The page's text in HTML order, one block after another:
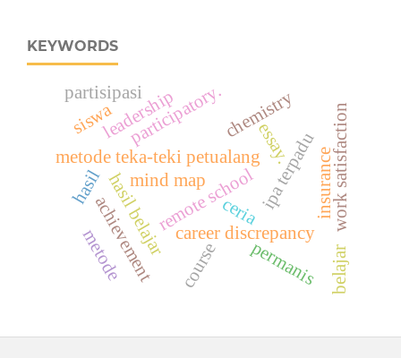
KEYWORDS
remote school
career discrepancy
metode teka-teki petualang
hasil belajar
essay.
achievement
participatory.
mind map ipa terpadu
leadership
insurancew
o
r
k
s
a
t
i
s
f
a
c
t
i
o
n
chemistry
course
metode
ceria
permanis
partisipasi
siswa
hasil
belajar